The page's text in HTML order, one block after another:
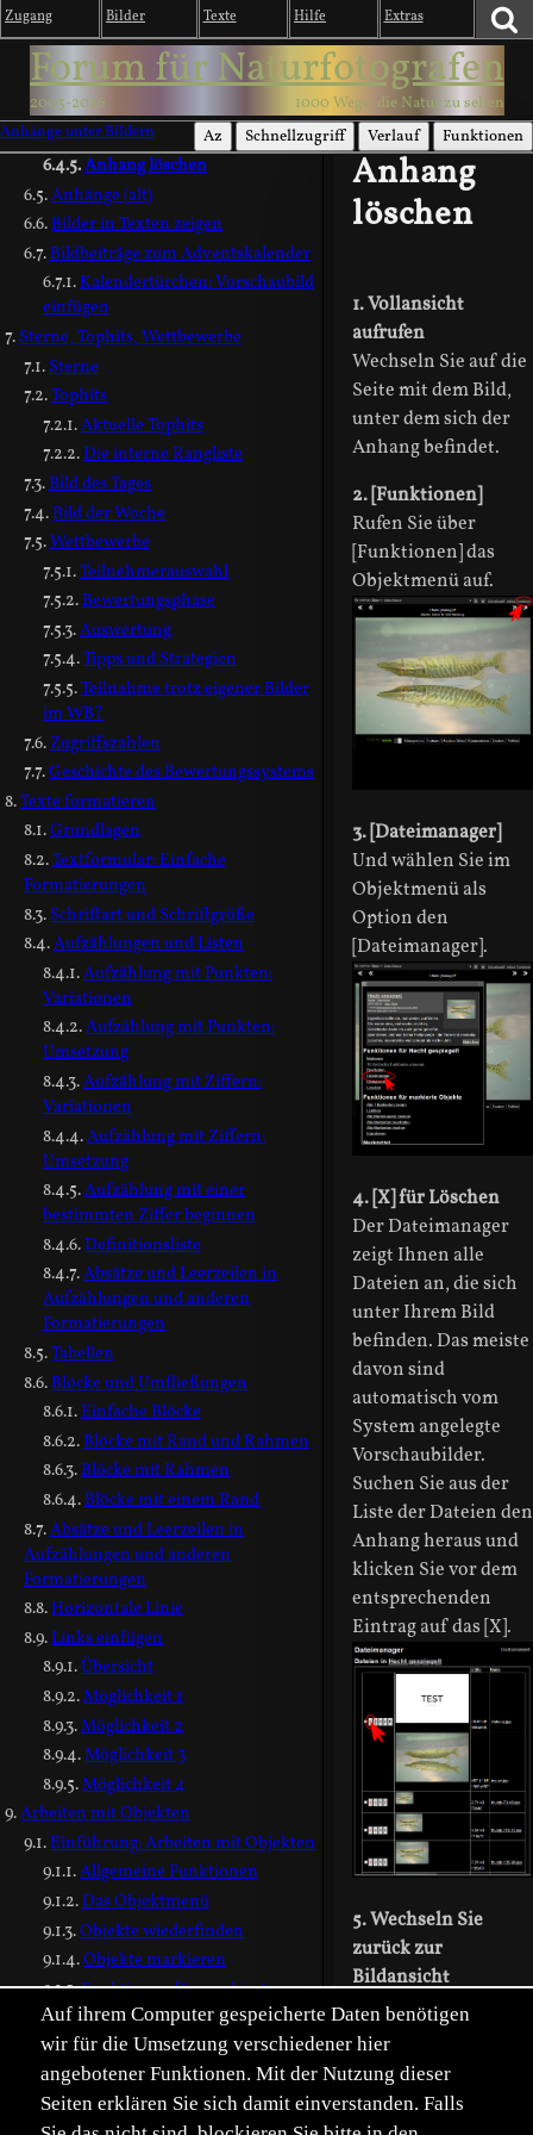
Zugang Bilder Texte Hilfe Extras
Forum für Naturfotografen
2003-2026
1000 Wege, die Natur zu sehen
Anhänge unter Bildern
Az Schnellzugriff Verlauf Funktionen
Anhänge unter Bildern
Anhang als Link einfügen
Anhang einfügen 1
Anhang einfügen 2
Anhang: Link kopieren
Anhang löschen
Anhänge (alt)
Bilder in Texten zeigen
Bildbeiträge zum Adventskalender
Kalendertürchen: Vorschaubild
einfügen
Sterne, Tophits, Wettbewerbe
Sterne
Tophits
Aktuelle Tophits
Die interne Rangliste
Bild des Tages
Bild der Woche
Wettbewerbe
Teilnehmerauswahl
Bewertungsphase
Auswertung
Tipps und Strategien
Teilnahme trotz eigener Bilder
im WB?
Zugriffszahlen
Geschichte des Bewertungssystems
Texte formatieren
Grundlagen
Textformular: Einfache
Formatierungen
Schriftart und Schriftgröße
Aufzählungen und Listen
Aufzählung mit Punkten:
Variationen
Aufzählung mit Punkten:
Umsetzung
Aufzählung mit Ziffern:
Variationen
Aufzählung mit Ziffern:
Umsetzung
Aufzählung mit einer
bestimmten Ziffer beginnen
Definitionsliste
Absätze und Leerzeilen in
Aufzählungen und anderen
Formatierungen
Tabellen
Blöcke und Umfließungen
Einfache Blöcke
Blöcke mit Rand und Rahmen
Blöcke mit Rahmen
Blöcke mit einem Rand
Absätze und Leerzeilen in
Aufzählungen und anderen
Formatierungen
Horizontale Linie
Links einfügen
Übersicht
Möglichkeit 1
Möglichkeit 2
Möglichkeit 3
Möglichkeit 4
Arbeiten mit Objekten
Einführung: Arbeiten mit Objekten
Allgemeine Funktionen
Das Objektmenü
Objekte wiederfinden
Objekte markieren
Funktionen für markierte
Objekte
Objektnummern
Effizienter Arbeiten
Schnellzugang zum
Objektmenü aktivieren
Anhang
löschen
1. Vollansicht
aufrufen
Wechseln Sie auf die
Seite mit dem Bild,
unter dem sich der
Anhang befindet.
2. [Funktionen]
Rufen Sie über
[Funktionen] das
Objektmenü auf.
3. [Dateimanager]
Und wählen Sie im
Objektmenü als
Option den
[Dateimanager].
4. [X] für Löschen
Der Dateimanager
zeigt Ihnen alle
Dateien an, die sich
unter Ihrem Bild
befinden. Das meiste
davon sind
automatisch vom
System angelegte
Vorschaubilder.
Suchen Sie aus der
Liste der Dateien den
Anhang heraus und
klicken Sie vor dem
entsprechenden
Eintrag auf das [X].
5. Wechseln Sie
zurück zur
Bildansicht
Der Link befindet
sich am oberen Rand
der Seite. Oder
nutzen Sie den
[Zurück]-Button
Auf ihrem Computer gespeicherte Daten benötigen
wir für die Umsetzung verschiedener hier
angebotener Funktionen. Mit der Nutzung dieser
Seiten erklären Sie sich damit einverstanden. Falls